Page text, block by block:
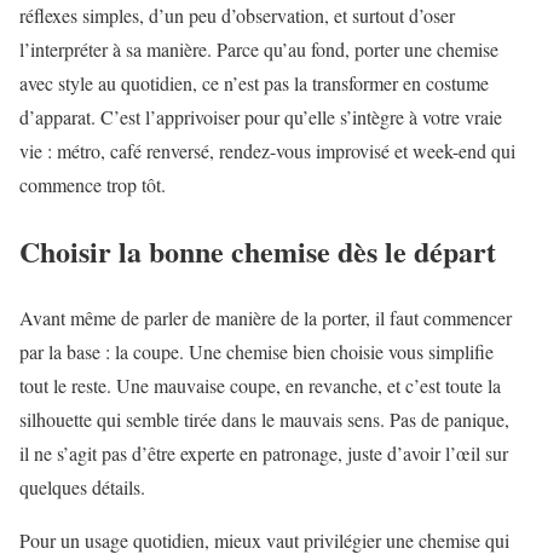
réflexes simples, d’un peu d’observation, et surtout d’oser
l’interpréter à sa manière. Parce qu’au fond, porter une chemise
avec style au quotidien, ce n’est pas la transformer en costume
d’apparat. C’est l’apprivoiser pour qu’elle s’intègre à votre vraie
vie : métro, café renversé, rendez-vous improvisé et week-end qui
commence trop tôt.
Choisir la bonne chemise dès le départ
Avant même de parler de manière de la porter, il faut commencer
par la base : la coupe. Une chemise bien choisie vous simplifie
tout le reste. Une mauvaise coupe, en revanche, et c’est toute la
silhouette qui semble tirée dans le mauvais sens. Pas de panique,
il ne s’agit pas d’être experte en patronage, juste d’avoir l’œil sur
quelques détails.
Pour un usage quotidien, mieux vaut privilégier une chemise qui